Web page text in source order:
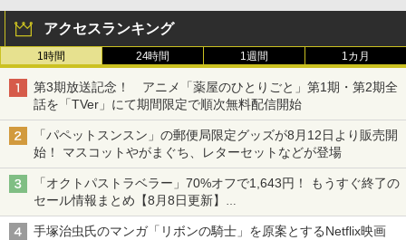
アクセスランキング
1時間 24時間 1週間 1カ月
第3期放送記念！ アニメ「薬屋のひとりごと」第1期・第2期全
話を「TVer」にて期間限定で順次無料配信開始
「パペットスンスン」の郵便局限定グッズが8月12日より販売開
始！ マスコットやがまぐち、レターセットなどが登場
「オクトパストラベラー」70%オフで1,643円！ もうすぐ終了の
セール情報まとめ【8月8日更新】
ニンテンドーeショップでは「大神 絶景版」が67%オフで990円
手塚治虫氏のマンガ「リボンの騎士」を原案とするNetflix映画